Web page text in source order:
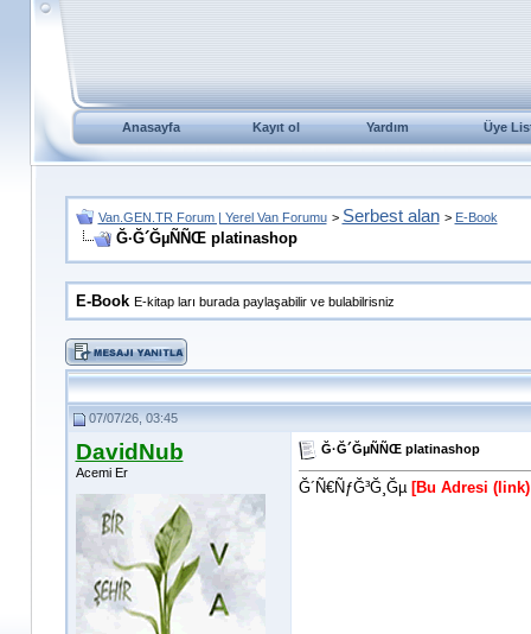
Anasayfa Kayıt ol Yardım Üye
Van.GEN.TR Forum | Yerel Van Forumu > Serbest alan > E-Book
Ğ·Ğ´ĞµÑÑŒ platinashop
E-Book E-kitap ları burada paylaşabilir ve bulabilrisniz
07/07/26, 03:45
DavidNub
Acemi Er
Ğ·Ğ´ĞµÑÑŒ platinashop
Ğ´Ñ€ÑƒĞ³Ğ¸Ğµ [Bu Adresi